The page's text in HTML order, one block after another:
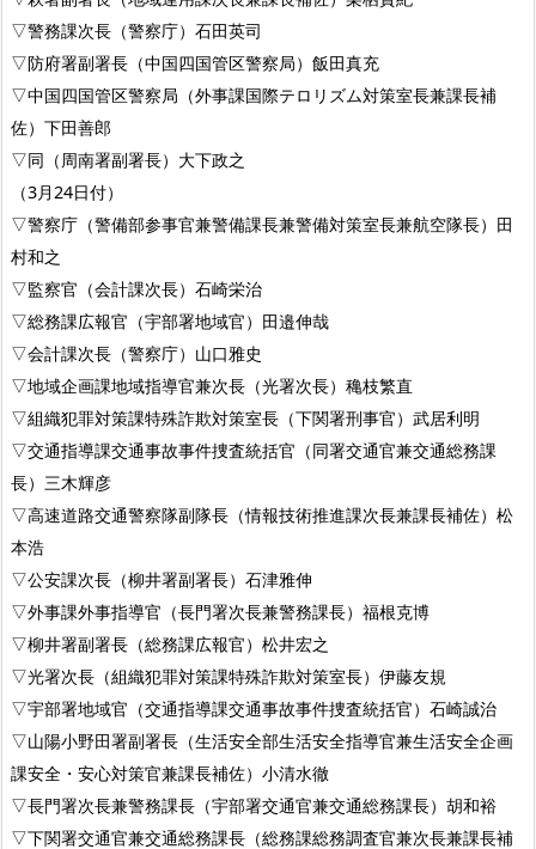
▽警務課次長（警察庁）石田英司
▽防府署副署長（中国四国管区警察局）飯田真充
▽中国四国管区警察局（外事課国際テロリズム対策室長兼課長補
佐）下田善郎
▽同（周南署副署長）大下政之
（3月24日付）
▽警察庁（警備部参事官兼警備課長兼警備対策室長兼航空隊長）田
村和之
▽監察官（会計課次長）石崎栄治
▽総務課広報官（宇部署地域官）田邉伸哉
▽会計課次長（警察庁）山口雅史
▽地域企画課地域指導官兼次長（光署次長）穐枝繁直
▽組織犯罪対策課特殊詐欺対策室長（下関署刑事官）武居利明
▽交通指導課交通事故事件捜査統括官（同署交通官兼交通総務課
長）三木輝彦
▽高速道路交通警察隊副隊長（情報技術推進課次長兼課長補佐）松
本浩
▽公安課次長（柳井署副署長）石津雅伸
▽外事課外事指導官（長門署次長兼警務課長）福根克博
▽柳井署副署長（総務課広報官）松井宏之
▽光署次長（組織犯罪対策課特殊詐欺対策室長）伊藤友規
▽宇部署地域官（交通指導課交通事故事件捜査統括官）石崎誠治
▽山陽小野田署副署長（生活安全部生活安全指導官兼生活安全企画
課安全・安心対策官兼課長補佐）小清水徹
▽長門署次長兼警務課長（宇部署交通官兼交通総務課長）胡和裕
▽下関署交通官兼交通総務課長（総務課総務調査官兼次長兼課長補